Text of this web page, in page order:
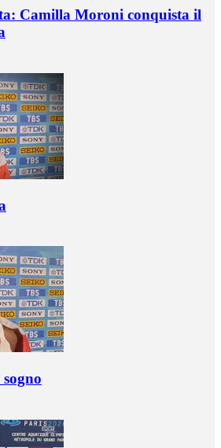
Camilla Moroni conquista il